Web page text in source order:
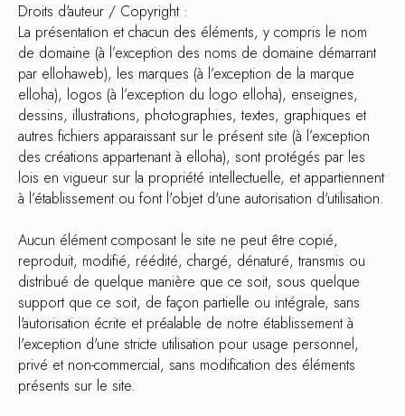
Droits d'auteur / Copyright :
La présentation et chacun des éléments, y compris le nom
de domaine (à l’exception des noms de domaine démarrant
par ellohaweb), les marques (à l’exception de la marque
elloha), logos (à l’exception du logo elloha), enseignes,
dessins, illustrations, photographies, textes, graphiques et
autres fichiers apparaissant sur le présent site (à l’exception
des créations appartenant à elloha), sont protégés par les
lois en vigueur sur la propriété intellectuelle, et appartiennent
à l’établissement ou font l'objet d'une autorisation d'utilisation.
Aucun élément composant le site ne peut être copié,
reproduit, modifié, réédité, chargé, dénaturé, transmis ou
distribué de quelque manière que ce soit, sous quelque
support que ce soit, de façon partielle ou intégrale, sans
l'autorisation écrite et préalable de notre établissement à
l'exception d'une stricte utilisation pour usage personnel,
privé et non-commercial, sans modification des éléments
présents sur le site.